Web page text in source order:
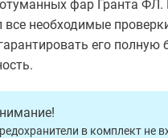
фар Гранта ФЛ.
все необходимые
его полную
в комплект не